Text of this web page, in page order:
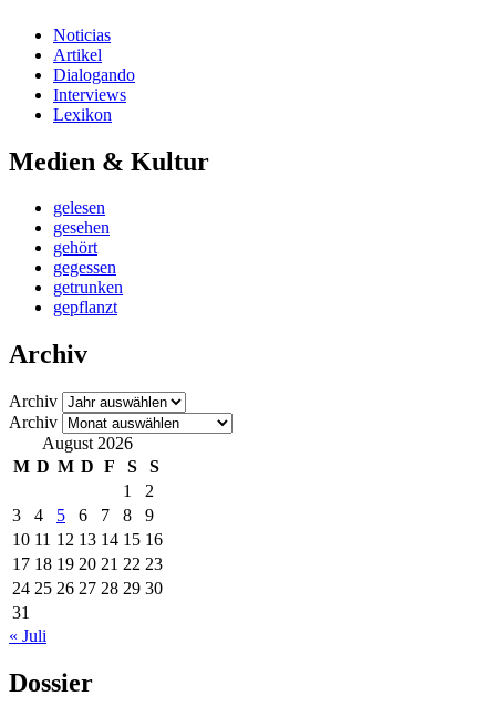
Noticias
Artikel
Dialogando
Interviews
Lexikon
Medien & Kultur
gelesen
gesehen
gehört
gegessen
getrunken
gepflanzt
Archiv
Archiv
Archiv
August 2026
M D M D F S
S
1
2
3
4 5 6 7 8
9
10 11 12 13 14 15 16
17 18 19 20 21 22 23
24 25 26 27 28 29 30
31
« Juli
Dossier